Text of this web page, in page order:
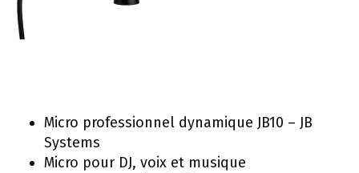
Micro professionnel dynamique JB10 – JB
Systems
Micro pour DJ, voix et musique